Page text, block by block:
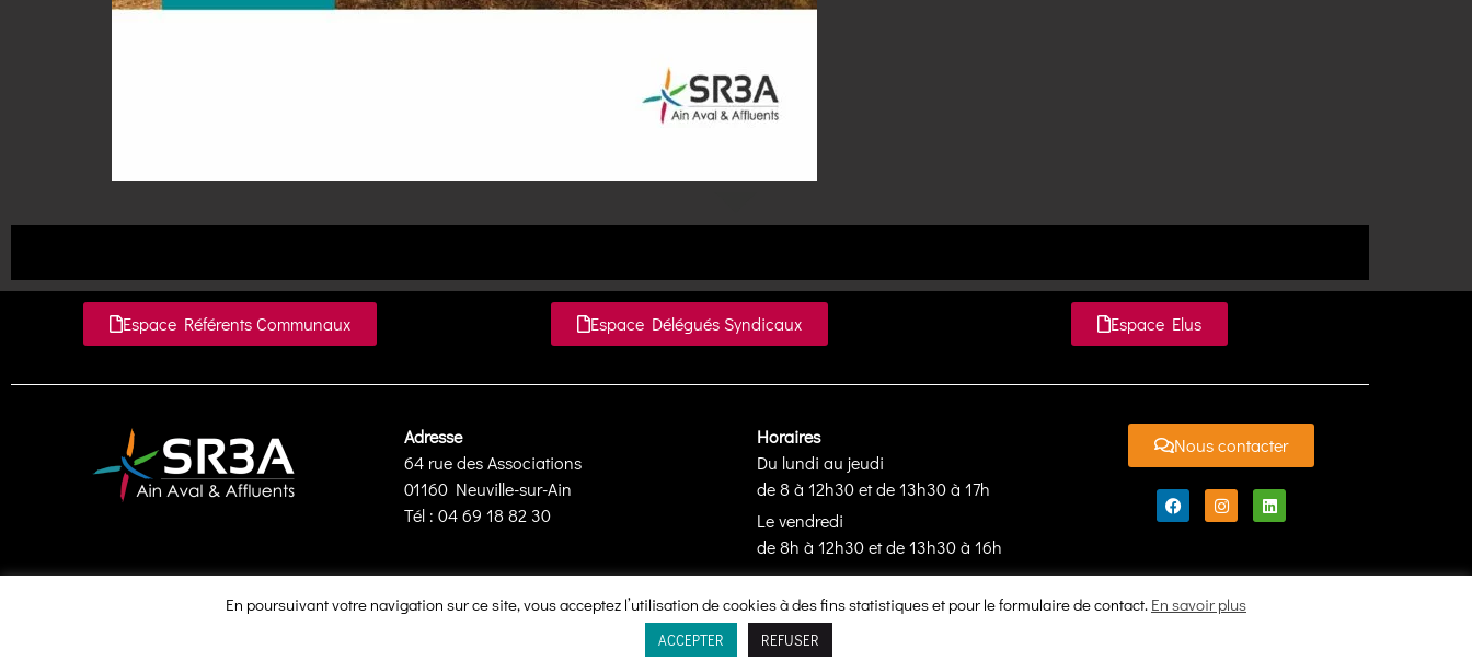
Espace Référents Communaux Espace Délégués Syndicaux Espace Elus
Adresse
64 rue des Associations
01160 Neuville-sur-Ain
Tél : 04 69 18 82 30
Horaires
Du lundi au jeudi
de 8 à 12h30 et de 13h30 à 17h
Le vendredi
de 8h à 12h30 et de 13h30 à 16h
Nous contacter
En poursuivant votre navigation sur ce site, vous acceptez l’utilisation de cookies à des fins statistiques et pour le formulaire de contact. En savoir plus
ACCEPTER REFUSER